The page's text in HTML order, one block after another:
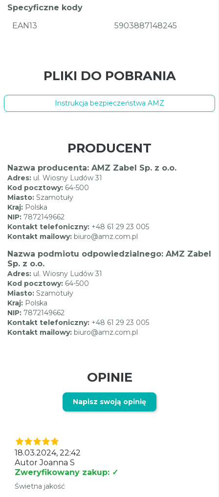
Specyficzne kody
EAN13
5903887148245
PLIKI DO POBRANIA
Instrukcja bezpieczeństwa AMZ
PRODUCENT
Nazwa producenta: AMZ Zabel Sp. z o.o.
Adres: ul. Wiosny Ludów 31
Kod pocztowy: 64-500
Miasto: Szamotuły
Kraj: Polska
NIP: 7872149662
Kontakt telefoniczny: +48 61 29 23 005
Kontakt mailowy: biuro@amz.com.pl
Nazwa podmiotu odpowiedzialnego: AMZ Zabel
Sp. z o.o.
Adres: ul. Wiosny Ludów 31
Kod pocztowy: 64-500
Miasto: Szamotuły
Kraj: Polska
NIP: 7872149662
Kontakt telefoniczny: +48 61 29 23 005
Kontakt mailowy: biuro@amz.com.pl
OPINIE
Napisz swoją opinię
18.03.2024, 22:42
Autor Joanna S
Zweryfikowany zakup: ✓
Świetna jakość